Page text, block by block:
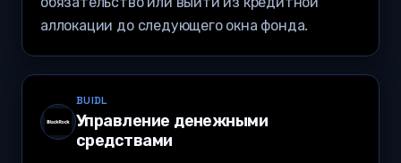
аллокации до следующего окна фонда.
BUIDL
Управление денежными
средствами